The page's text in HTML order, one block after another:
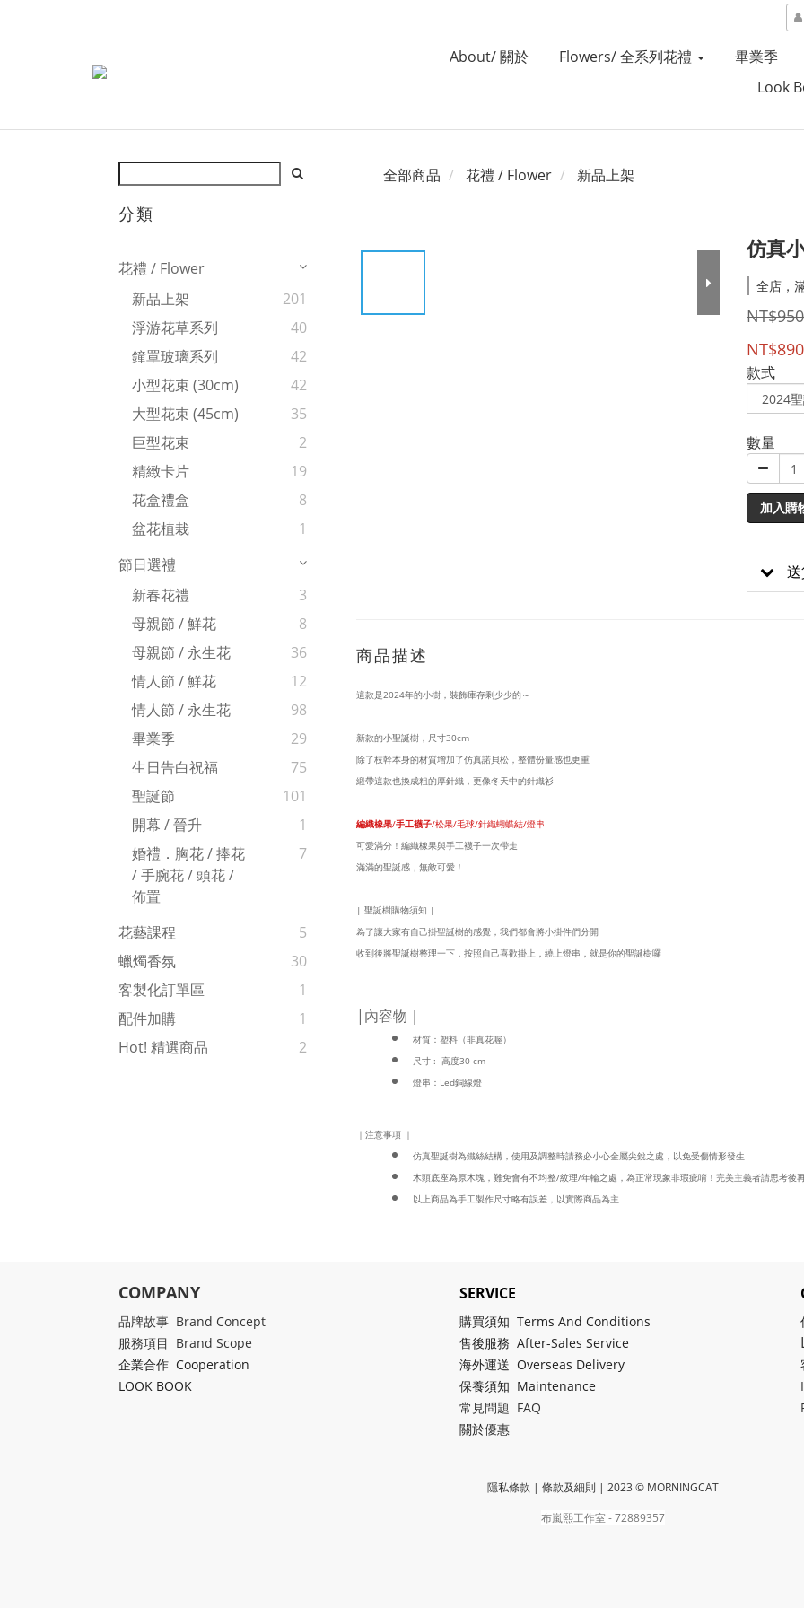
About/ 關於 Flowers/ 全系列花禮
畢業季
Look
分類
花禮 / Flower
新品上架
201
浮游花草系列
40
鐘罩玻璃系列
42
小型花束 (30cm)
42
大型花束 (45cm)
35
巨型花束
2
精緻卡片
19
花盒禮盒
8
盆花植栽
1
節日選禮
新春花禮
3
母親節 / 鮮花
8
母親節 / 永生花
36
情人節 / 鮮花
12
情人節 / 永生花
98
畢業季
29
生日告白祝福
75
聖誕節
101
開幕 / 晉升
1
婚禮．胸花 / 捧花
/ 手腕花 / 頭花 /
佈置
7
花藝課程
5
蠟燭香氛
30
客製化訂單區
1
配件加購
1
Hot! 精選商品
2
全部商品 花禮 / Flower 新品上架
仿真
全店，
NT$950
NT$890
款式
數量
加入購
商品描述
這款是2024年的小樹，裝飾庫存剩少少的～
新款的小聖誕樹，尺寸30cm
除了枝幹本身的材質增加了仿真諾貝松，整體份量感也更重
緞帶這款也換成粗的厚針織，更像冬天中的針織衫
編織橡果/手工襪子/松果/毛球/針織蝴蝶結/燈串
可愛滿分！編織橡果與手工襪子一次帶走
滿滿的聖誕感，無敵可愛！
| 聖誕樹購物須知 |
為了讓大家有自己掛聖誕樹的感覺， 我們都會將小掛件們分開
收到後將聖誕樹整理一下，按照自己喜歡掛上，繞上燈串， 就是你的聖誕樹囉
|內容物｜
材質：塑料（非真花喔）
尺寸 : 高度30 cm
燈串：Led銅線燈
｜注意事項 ｜
仿真聖誕樹為鐵絲結構，使用及調整時請務必小心金屬尖銳之處，以免受傷情形發生
木頭底座為原木塊，難免會有不均整/紋理/年輪之處，為正常現象非瑕疵唷！完美主義者請思考後
以上商品為手工製作尺寸略有誤差，以實際商品為主
COMPANY
品牌故事 Brand Concept
服務項目 Brand Scope
企業合作 Cooperation
LOOK BOOK
SERVICE
購買須知 Terms And Conditions
售後服務 After-Sales Service
海外運送 Overseas Delivery
保養須知 Maintenance
常見問題 FAQ
關於優惠
隱私條款 | 條款及細則 | 2023 © MORNINGCAT
布嵐熙工作室 - 72889357